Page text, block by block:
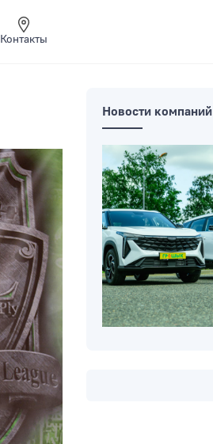
Контакты
Новости компаний